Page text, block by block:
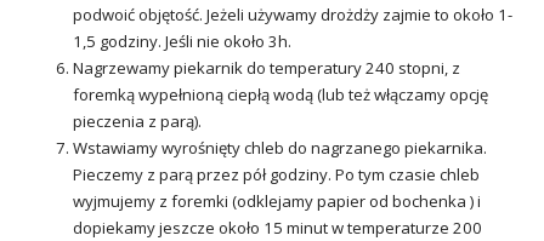
podwoić objętość. Jeżeli używamy drożdży zajmie to około 1-
1,5 godziny. Jeśli nie około 3h.
Nagrzewamy piekarnik do temperatury 240 stopni, z
foremką wypełnioną ciepłą wodą (lub też włączamy opcję
pieczenia z parą).
Wstawiamy wyrośnięty chleb do nagrzanego piekarnika.
Pieczemy z parą przez pół godziny. Po tym czasie chleb
wyjmujemy z foremki (odklejamy papier od bochenka ) i
dopiekamy jeszcze około 15 minut w temperaturze 200